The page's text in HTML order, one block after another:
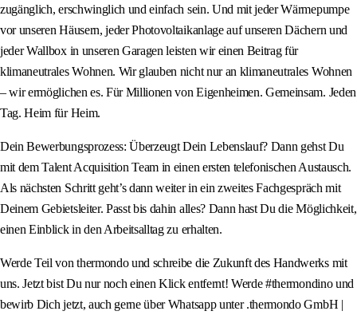
zugänglich, erschwinglich und einfach sein. Und mit jeder Wärmepumpe
vor unseren Häusern, jeder Photovoltaikanlage auf unseren Dächern und
jeder Wallbox in unseren Garagen leisten wir einen Beitrag für
klimaneutrales Wohnen. Wir glauben nicht nur an klimaneutrales Wohnen
– wir ermöglichen es. Für Millionen von Eigenheimen. Gemeinsam. Jeden
Tag. Heim für Heim.
Dein Bewerbungsprozess: Überzeugt Dein Lebenslauf? Dann gehst Du
mit dem Talent Acquisition Team in einen ersten telefonischen Austausch.
Als nächsten Schritt geht’s dann weiter in ein zweites Fachgespräch mit
Deinem Gebietsleiter. Passt bis dahin alles? Dann hast Du die Möglichkeit,
einen Einblick in den Arbeitsalltag zu erhalten.
Werde Teil von thermondo und schreibe die Zukunft des Handwerks mit
uns. Jetzt bist Du nur noch einen Klick entfernt! Werde #thermondino und
bewirb Dich jetzt, auch gerne über Whatsapp unter .thermondo GmbH |